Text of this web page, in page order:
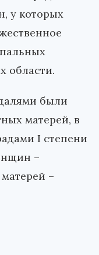
у которых
области.
были
матерей, в
I степени
–
–